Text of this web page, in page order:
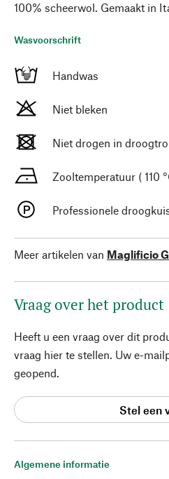
Algemene informatie
100% scheerwol. Gemaakt in
Wasvoorschrift
Handwas
Niet bleken
Niet drogen in
Zooltemperatuur ( 110
Professionele
Meer artikelen van Maglificio
Vraag over het product
Heeft u een vraag over dit
vraag hier te stellen. Uw e-
geopend.
Stel een